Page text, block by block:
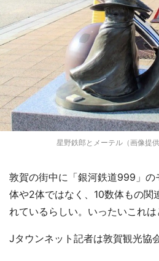
星野鉄郎とメーテル（画像提
敦賀の街中に「銀河鉄道999」の
体や2体ではなく、10数体もの関
れているらしい。いったいこれ
Jタウンネット記者は敦賀観光協